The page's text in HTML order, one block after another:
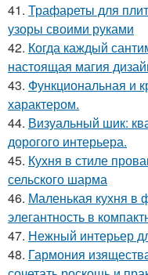
41. Трафареты для
узоры своими руками
42. Когда каждый
настоящая магия
43. Функциональная и
характером.
44. Визуальный шик:
дорогого интерьера.
45. Кухня в стиле
сельского шарма
46. Маленькая кухня в
элегантность в
47. Нежный интерьер
48. Гармония